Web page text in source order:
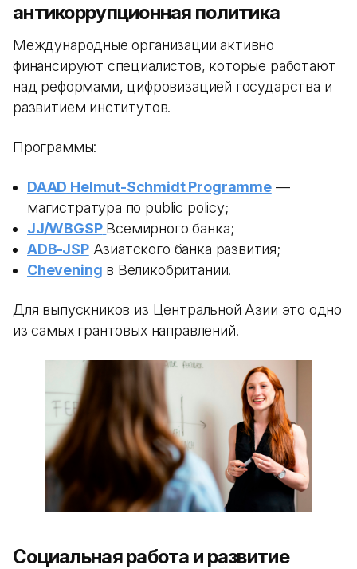
антикоррупционная политика
Международные организации активно
финансируют специалистов, которые работают
над реформами, цифровизацией государства и
развитием институтов.
Программы:
DAAD Helmut-Schmidt Programme—
магистратура по public policy;
JJ/WBGSP Всемирного банка;
ADB-JSPАзиатского банка развития;
Chevening в Великобритании.
Для выпускников из Центральной Азии это одно
из самых грантовых направлений.
Социальная работа и развитие